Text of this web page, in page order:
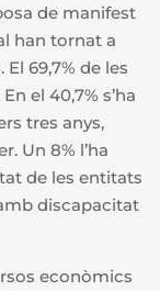
de manifest
han tornat a
69,7% de les
el 40,7% s’ha
tres anys,
Un 8% l’ha
de les entitats
discapacitat
econòmics